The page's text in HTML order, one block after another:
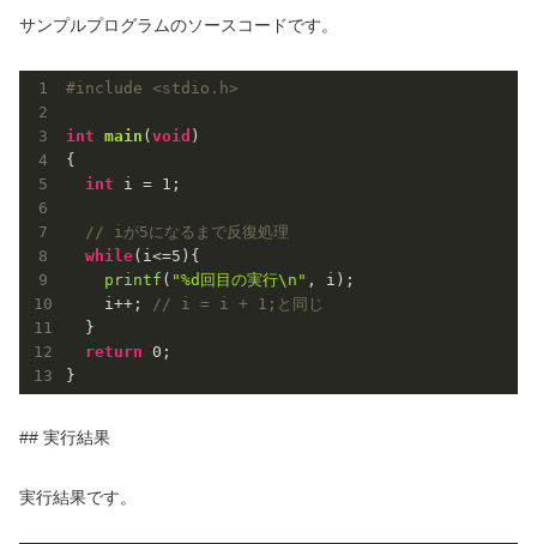
サンプルプログラムのソースコードです。
#include <stdio.h>
int main ( void )
{
int i = 1 ;
// iが5になるまで反復処理
while(i<=5 ){
printf ( "%d回目の実行\n" , i);
    i++;
// i = i + 1;と同じ
  }
return 0 ;
}
## 実行結果
実行結果です。